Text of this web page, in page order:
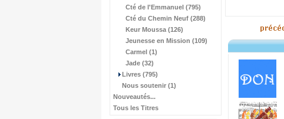
Cté de l'Emmanuel (795)
Cté du Chemin Neuf (288)
Keur Moussa (126)
Jeunesse en Mission (109)
Carmel (1)
Jade (32)
Livres (795)
Nous soutenir (1)
Nouveautés...
Tous les Titres